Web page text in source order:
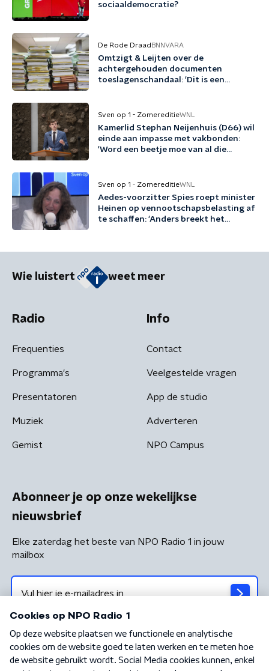
sociaaldemocratie?
De Rode Draad BNNVARA
Omtzigt & Leijten over de
achtergehouden documenten
toeslagenschandaal: 'Dit is een
Sven op 1 - ZomereditieWNL
Kamerlid Stephan Neijenhuis (D66) wil
einde aan impasse met vakbonden:
'Word een beetje moe van al die
Sven op 1 - ZomereditieWNL
Aedes-voorzitter Spies roept minister
Heinen op vennootschapsbelasting af
te schaffen: 'Anders breekt het
Wie luistert weet meer
Radio
Frequenties
Programma's
Presentatoren
Muziek
Gemist
Info
Contact
Veelgestelde vragen
App de studio
Adverteren
NPO Campus
Abonneer je op onze wekelijkse
nieuwsbrief
Elke zaterdag het beste van NPO Radio 1 in jouw
mailbox
Algemene voorwaarden